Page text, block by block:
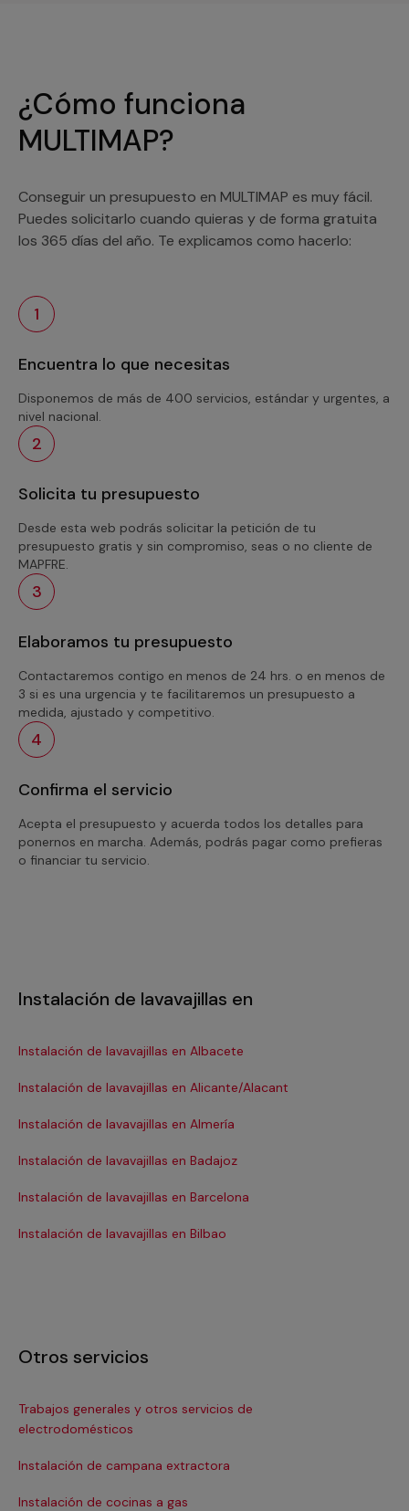
¿Cómo funciona
MULTIMAP?
Conseguir un presupuesto en MULTIMAP es muy fácil.
Puedes solicitarlo cuando quieras y de forma gratuita
los 365 días del año. Te explicamos como hacerlo:
1
Encuentra lo que necesitas
Disponemos de más de 400 servicios, estándar y urgentes, a
nivel nacional.
2
Solicita tu presupuesto
Desde esta web podrás solicitar la petición de tu
presupuesto gratis y sin compromiso, seas o no cliente de
MAPFRE.
3
Elaboramos tu presupuesto
Contactaremos contigo en menos de 24 hrs. o en menos de
3 si es una urgencia y te facilitaremos un presupuesto a
medida, ajustado y competitivo.
4
Confirma el servicio
Acepta el presupuesto y acuerda todos los detalles para
ponernos en marcha. Además, podrás pagar como prefieras
o financiar tu servicio.
Instalación de lavavajillas en
Instalación de lavavajillas en Albacete
Instalación de lavavajillas en Alicante/Alacant
Instalación de lavavajillas en Almería
Instalación de lavavajillas en Badajoz
Instalación de lavavajillas en Barcelona
Instalación de lavavajillas en Bilbao
Otros servicios
Trabajos generales y otros servicios de
electrodomésticos
Instalación de campana extractora
Instalación de cocinas a gas